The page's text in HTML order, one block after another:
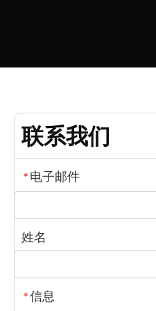
联系我们
* 电子邮件
姓名
* 信息